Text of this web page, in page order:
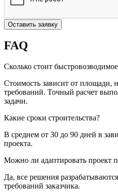
Оставить заявку
FAQ
Сколько стоит
Стоимость зависит от площади,
требований. Точный расчет
задачи.
Какие сроки строительства?
В среднем от 30 до 90 дней в
проекта.
Можно ли адаптировать проект
Да, все решения
требований заказчика.